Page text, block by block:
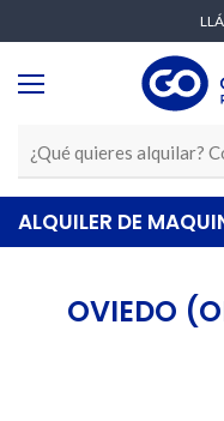
ALQUILER DE
OVIEDO